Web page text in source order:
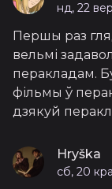
нд, 22
Першы раз
вельмі
перакладам.
фільмы ў
дзякуй
Hryška
сб, 20